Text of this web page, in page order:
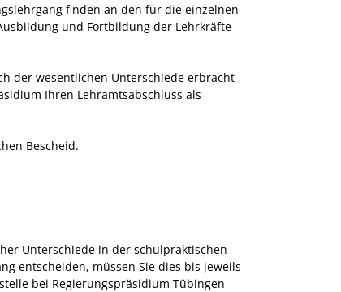
finden an den für die einzelnen
und Fortbildung der Lehrkräfte
der wesentlichen Unterschiede erbracht
Ihren Lehramtsabschluss als
Bescheid.
Unterschiede in der schulpraktischen
entscheiden, müssen Sie dies bis jeweils
bei Regierungspräsidium Tübingen